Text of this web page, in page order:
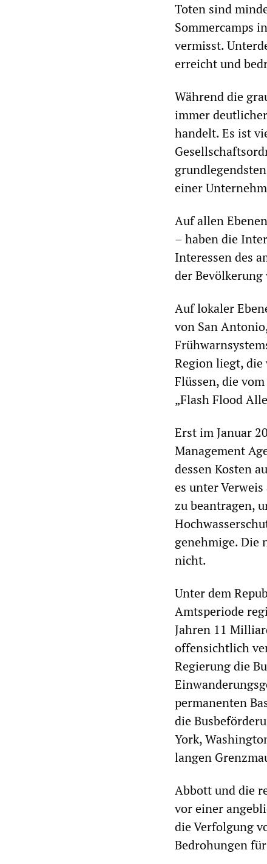
Toten sind
Sommercamps
vermisst.
erreicht und
Während die
immer
handelt. Es ist
einer
Auf allen
– haben die
Interessen des
der
Auf lokaler
von San
Region liegt, die
Flüssen, die
„Flash Flood
Erst im Januar
Management
dessen Kosten
es unter
zu beantragen,
genehmige. Die
nicht.
Unter dem
Amtsperiode
Jahren 11
offensichtlich
Regierung die
permanenten
die
York,
langen
Abbott und die
vor einer
die Verfolgung
Bedrohungen